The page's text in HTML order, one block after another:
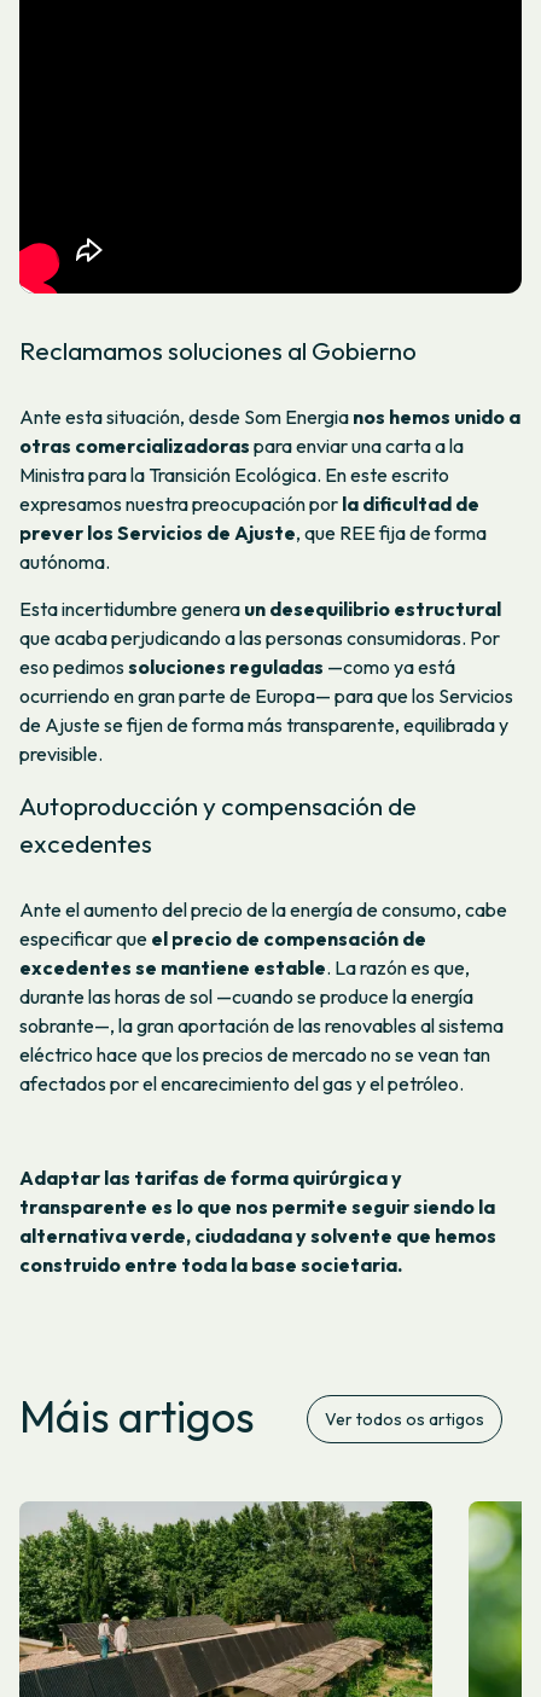
Reclamamos soluciones al Gobierno
Ante esta situación, desde Som Energia nos hemos unido a
otras comercializadoras para enviar una carta a la
Ministra para la Transición Ecológica. En este escrito
expresamos nuestra preocupación por la dificultad de
prever los Servicios de Ajuste, que REE fija de forma
autónoma.
Esta incertidumbre genera un desequilibrio estructural
que acaba perjudicando a las personas consumidoras. Por
eso pedimossoluciones reguladas —como ya está
ocurriendo en gran parte de Europa— para que los Servicios
de Ajuste se fijen de forma más transparente, equilibrada y
previsible.
Autoproducción y compensación de
excedentes
Ante el aumento del precio de la energía de consumo, cabe
especificar que el precio de compensación de
excedentes se mantiene estable. La razón es que,
durante las horas de sol —cuando se produce la energía
sobrante—, la gran aportación de las renovables al sistema
eléctrico hace que los precios de mercado no se vean tan
afectados por el encarecimiento del gas y el petróleo.
Adaptar las tarifas de forma quirúrgica y
transparente es lo que nos permite seguir siendo la
alternativa verde, ciudadana y solvente que hemos
construido entre toda la base societaria.
Máis artigos Ver todos os artigos